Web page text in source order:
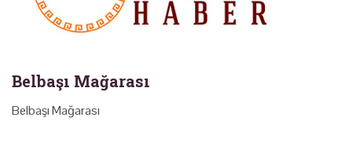
Belbaşı Mağarası
Belbaşı Mağarası